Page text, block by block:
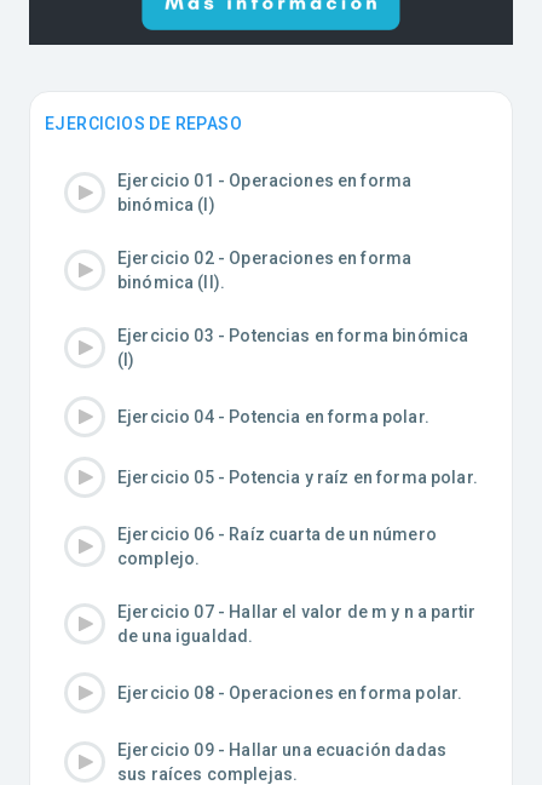
EJERCICIOS DE REPASO
Ejercicio 01 - Operaciones en forma
binómica (I)
Ejercicio 02 - Operaciones en forma
binómica (II).
Ejercicio 03 - Potencias en forma binómica
(I)
Ejercicio 04 - Potencia en forma polar.
Ejercicio 05 - Potencia y raíz en forma polar.
Ejercicio 06 - Raíz cuarta de un número
complejo.
Ejercicio 07 - Hallar el valor de m y n a partir
de una igualdad.
Ejercicio 08 - Operaciones en forma polar.
Ejercicio 09 - Hallar una ecuación dadas
sus raíces complejas.